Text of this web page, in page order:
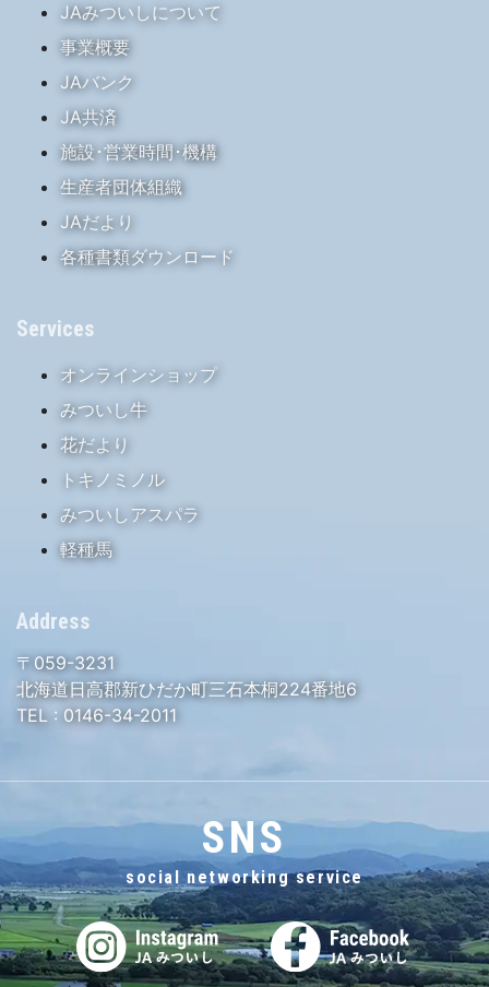
JAみついしについて
事業概要
JAバンク
JA共済
施設･営業時間･機構
生産者団体組織
JAだより
各種書類ダウンロード
Services
オンラインショップ
みついし牛
花だより
トキノミノル
みついしアスパラ
軽種馬
Address
〒059-3231
北海道日高郡新ひだか町三石本桐224番地6
TEL : 0146-34-2011
SNS
social networking service